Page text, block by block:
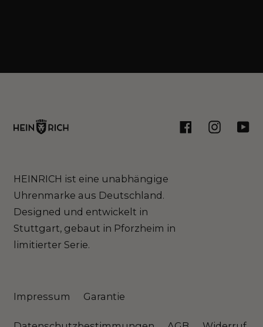
FacebookInstagram
HEINRICH ist eine unabhängige
Uhrenmarke aus Deutschland.
Designed und entwickelt in
Stuttgart, gebaut in Pforzheim in
limitierter Serie.
Impressum Garantie